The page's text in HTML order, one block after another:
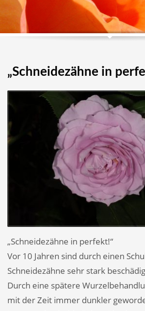
„Schneidezähne in
„Schneidezähne in perfekt!“
Vor 10 Jahren sind durch einen
Schneidezähne sehr stark
Durch eine spätere
mit der Zeit immer dunkler